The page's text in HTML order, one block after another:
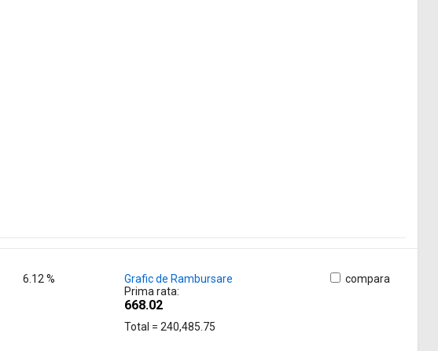
6.12 %
Grafic de Rambursare
Prima rata:
668.02
Total = 240,485.75
compara